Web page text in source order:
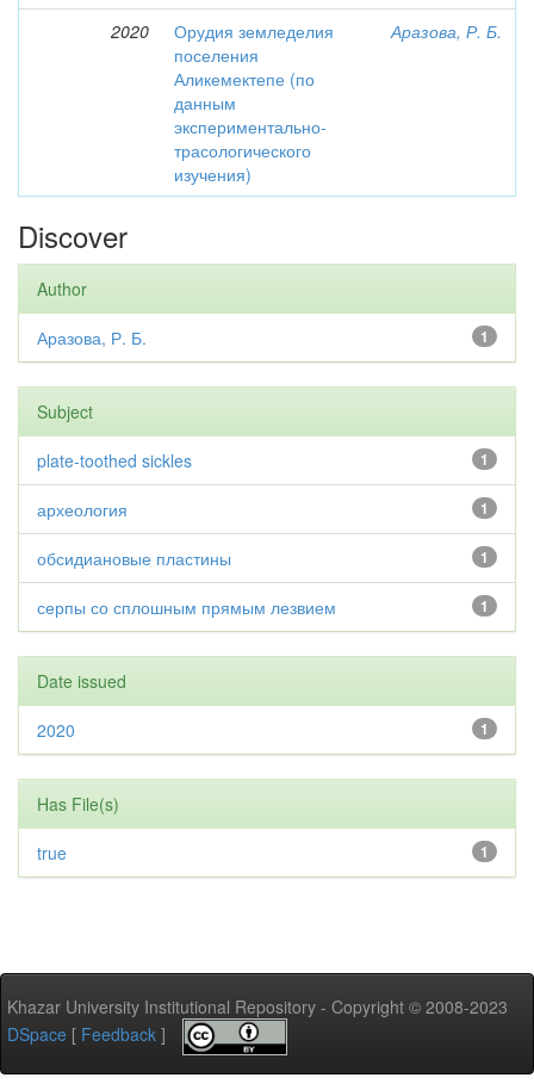
2020
Орудия земледелия
поселения
Аликемектепе (по
данным
экспериментально-
трасологического
изучения)
Аразова, Р. Б.
Discover
Author
1
Аразова, Р. Б.
Subject
1
plate-toothed sickles
1
археология
1
обсидиановые пластины
1
серпы со сплошным прямым лезвием
Date issued
1
2020
Has File(s)
1
true
Khazar University Institutional Repository - Copyright © 2008-2023
DSpace [ Feedback ]